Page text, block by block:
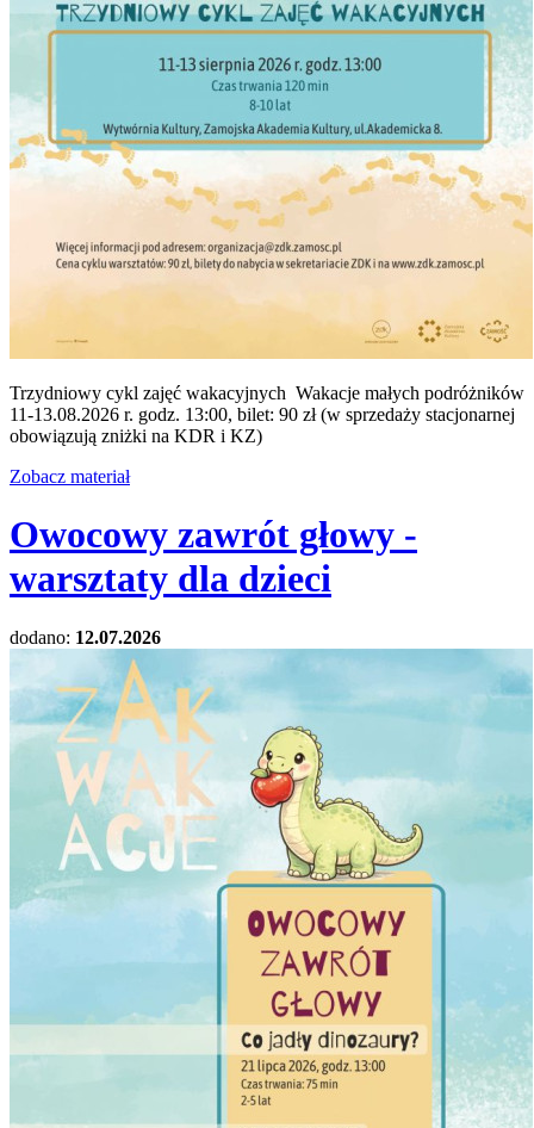
Trzydniowy cykl zajęć wakacyjnych Wakacje małych podróżników
11-13.08.2026 r. godz. 13:00, bilet: 90 zł (w sprzedaży stacjonarnej
obowiązują zniżki na KDR i KZ)
Zobacz materiał
Owocowy zawrót głowy -
warsztaty dla dzieci
dodano: 12.07.2026